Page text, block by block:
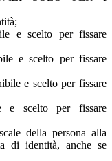
e scelto per fissare
e scelto per fissare
e scelto per fissare
e scelto per fissare
della persona alla
di identità, anche se